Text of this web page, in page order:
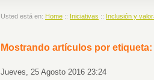
Usted está en: Home :: Iniciativas :: Inclusión y
Mostrando artículos por
Jueves, 25 Agosto 2016 23:24